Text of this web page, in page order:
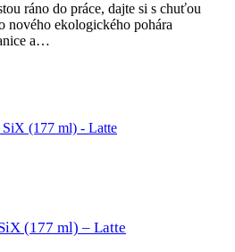
ráno do práce, dajte si s chuťou
nového ekologického pohára
a…
(177 ml) – Latte